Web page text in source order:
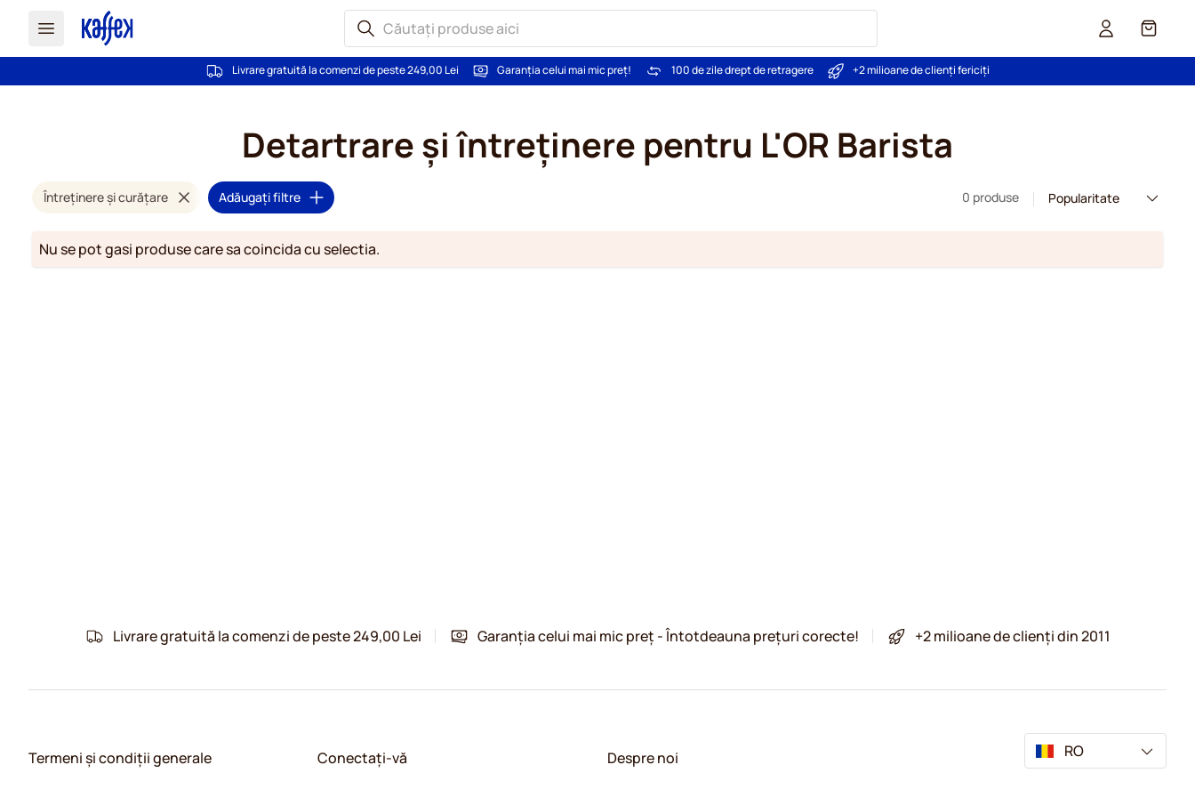
Coș
Livrare gratuită la comenzi de peste 249,00 Lei Garanția celui mai mic preț! 100 de zile drept de retragere +2 milioane de clienți fericiți
Detartrare și întreținere pentru L'OR Barista
Întreținere și curățare Adăugați filtre 0 produse
Nu se pot gasi produse care sa coincida cu selectia.
Livrare gratuită la comenzi de peste 249,00 Lei Garanția celui mai mic preț - Întotdeauna prețuri corecte! +2 milioane de clienți din 2011
Termeni și condiții generale Conectați-vă Despre noi RO